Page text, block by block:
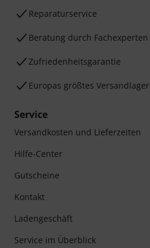
Reparaturservice
Beratung durch Fachexperten
Zufriedenheitsgarantie
Europas größtes Versandlager
Service
Versandkosten und Lieferzeiten
Hilfe-Center
Gutscheine
Kontakt
Ladengeschäft
Service im Überblick